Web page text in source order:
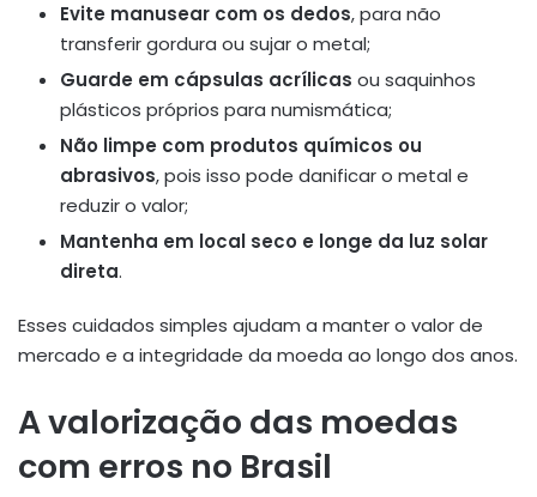
Evite manusear com os dedos, para não
transferir gordura ou sujar o metal;
Guarde em cápsulas acrílicas ou saquinhos
plásticos próprios para numismática;
Não limpe com produtos químicos ou
abrasivos, pois isso pode danificar o metal e
reduzir o valor;
Mantenha em local seco e longe da luz solar
direta.
Esses cuidados simples ajudam a manter o valor de
mercado e a integridade da moeda ao longo dos anos.
A valorização das moedas
com erros no Brasil